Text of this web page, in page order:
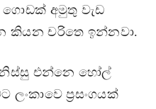
අමුතු වැඩ
කියන චරිතෙ ඉන්නවා.
මිනිස්සු එන්නෙ හෝල්
ප‍්‍රසංගයක්